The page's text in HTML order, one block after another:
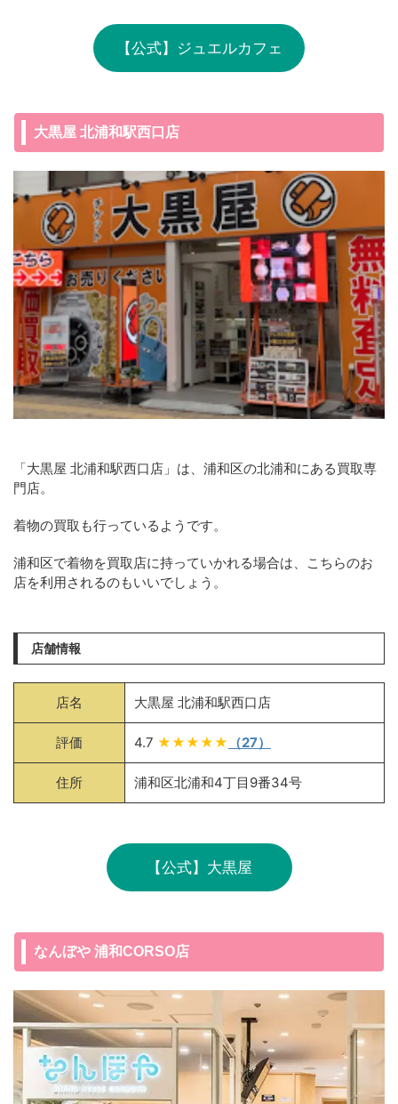
【公式】ジュエルカフェ
大黒屋 北浦和駅西口店
「大黒屋 北浦和駅西口店」は、浦和区の北浦和にある買取専
門店。
着物の買取も行っているようです。
浦和区で着物を買取店に持っていかれる場合は、こちらのお
店を利用されるのもいいでしょう。
店舗情報
店名 大黒屋 北浦和駅西口店
評価 4.7 ★★★★★ （27）
住所 浦和区北浦和4丁目9番34号
【公式】大黒屋
なんぼや 浦和CORSO店